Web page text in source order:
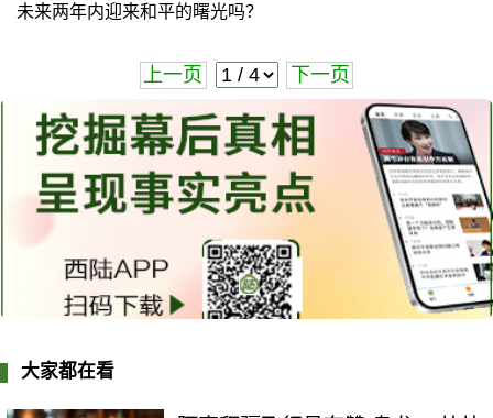
未来两年内迎来和平的曙光吗？
上一页 下一页
大家都在看